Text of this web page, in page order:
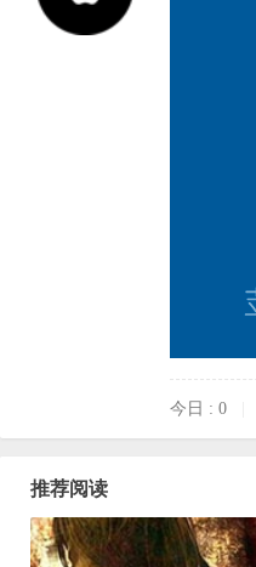
今日 : 0
推荐阅读